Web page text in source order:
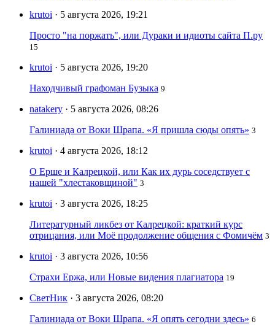
krutoi · 5 августа 2026, 19:21
Просто "на поржать", или Дураки и идиоты сайта П.ру
15
krutoi · 5 августа 2026, 19:20
Находчивый графоман Бузыка 9
natakery · 5 августа 2026, 08:26
Галиниада от Воки Шрапа. «Я пришла сюды опять» 3
krutoi · 4 августа 2026, 18:12
О Ерше и Калрецкой, или Как их дурь соседствует с
нашей "хлестаковщиной" 3
krutoi · 3 августа 2026, 18:25
Литературный ликбез от Калрецкой: краткий курс
отрицания, или Моё продолжение общения с Фомичём 3
krutoi · 3 августа 2026, 10:56
Страхи Ержа, или Новые видения плагиатора 19
СветНик · 3 августа 2026, 08:20
Галиниада от Воки Шрапа. «Я опять сегодни здесь» 6